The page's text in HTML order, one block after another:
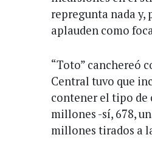
repregunta nada y,
aplauden como
“Toto” canchereó
Central tuvo que
contener el tipo de
millones -sí, 678,
millones tirados a